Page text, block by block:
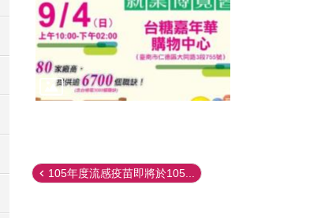
105年度流感疫苗即將於105...